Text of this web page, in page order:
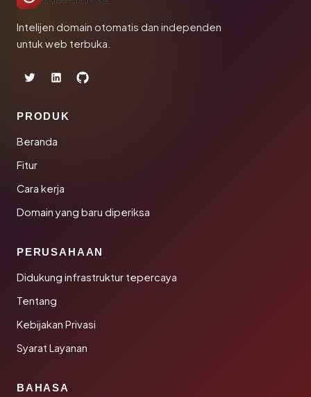
Intelijen domain otomatis dan independen
untuk web terbuka.
PRODUK
Beranda
Fitur
Cara kerja
Domain yang baru diperiksa
PERUSAHAAN
Didukung infrastruktur tepercaya
Tentang
Kebijakan Privasi
Syarat Layanan
BAHASA